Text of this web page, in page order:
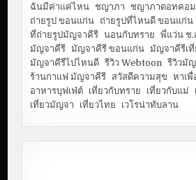
ฉันมีค่าแค่ไหน ชญาภา ชญาภาดอทคอม
ถ่ายรูป ขอนแก่น ถ่ายรูปที่ไหนดี ขอนแก่น
ที่ถ่ายรูปมัญจาคีรี นอนกับทราย พี่แว่น ช.
มัญจาคีรี มัญจาคีรี ขอนแก่น มัญจาคีรีเ
มัญจาคีรีไปไหนดี รีวิว Webtoon
รีวิวมั
ร้านกาแฟ มัญจาคีรี สวัสดีความสุข
หาเ
อาหารบุฟเฟ่ต์ เที่ยวกับทราย เที่ยวกับแม่
เที่ยวมัญจา
เที่ยวไทย เวโรน่าทับลาน